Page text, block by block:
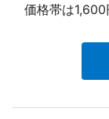
価格帯は1,600